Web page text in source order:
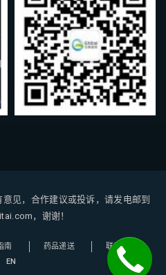
见，合作建议或投诉，请发电邮到
，谢谢！
南 药品递送
联系我们
EN